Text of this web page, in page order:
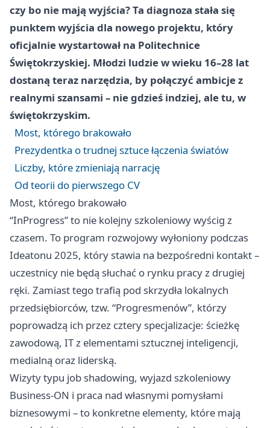
czy bo nie mają wyjścia? Ta diagnoza stała się
punktem wyjścia dla nowego projektu, który
oficjalnie wystartował na Politechnice
Świętokrzyskiej. Młodzi ludzie w wieku 16–28 lat
dostaną teraz narzędzia, by połączyć ambicje z
realnymi szansami – nie gdzieś indziej, ale tu, w
świętokrzyskim.
Most, którego brakowało
Prezydentka o trudnej sztuce łączenia światów
Liczby, które zmieniają narrację
Od teorii do pierwszego CV
Most, którego brakowało
“InProgress” to nie kolejny szkoleniowy wyścig z
czasem. To program rozwojowy wyłoniony podczas
Ideatonu 2025, który stawia na bezpośredni kontakt –
uczestnicy nie będą słuchać o rynku pracy z drugiej
ręki. Zamiast tego trafią pod skrzydła lokalnych
przedsiębiorców, tzw. “Progresmenów”, którzy
poprowadzą ich przez cztery specjalizacje: ścieżkę
zawodową, IT z elementami sztucznej inteligencji,
medialną oraz liderską.
Wizyty typu job shadowing, wyjazd szkoleniowy
Business-ON i praca nad własnymi pomysłami
biznesowymi – to konkretne elementy, które mają